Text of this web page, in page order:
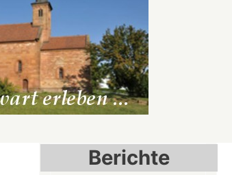
Berichte